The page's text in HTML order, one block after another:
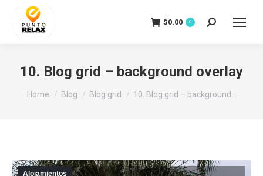
$0.00 0 Search:
10. Blog grid – background overlay
You are here:
Home Blog Blog grid 10. Blog grid – background…
Alojamientos